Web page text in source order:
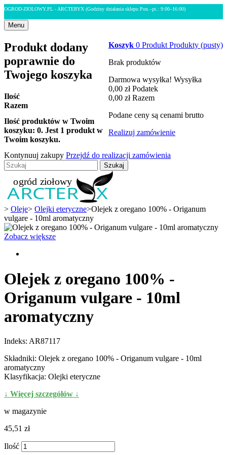
OGROD-ZIOLOWY.PL - ARCTERYX (Godziny działania sklepu Pon.–pt.: 9:00–16:00)
Menu
Koszyk 0 Produkt Produkty (pusty)
Brak produktów
Darmowa wysyłka! Wysyłka
0,00 zł Podatek
0,00 zł Razem
Podane ceny są cenami brutto
Realizuj zamówienie
Produkt dodany
poprawnie do
Twojego koszyka
Ilość
Razem
Ilość produktów w Twoim
koszyku: 0. Jest 1 produkt w
Twoim koszyku.
Kontynuuj zakupy Przejdź do realizacji zamówienia
Szukaj
> Oleje> Olejki eteryczne>Olejek z oregano 100% - Origanum
vulgare - 10ml aromatyczny
Zobacz większe
Olejek z oregano 100% -
Origanum vulgare - 10ml
aromatyczny
Składniki: Olejek z oregano 100% - Origanum vulgare - 10ml
aromatyczny